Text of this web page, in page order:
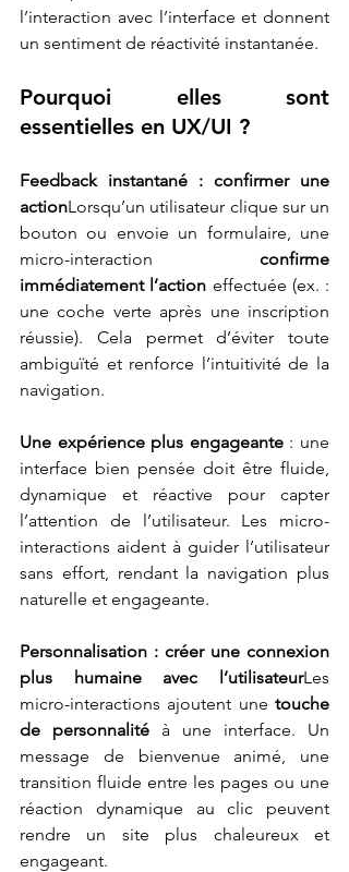
l’interaction avec l’interface et donnent
un sentiment de réactivité instantanée.
Pourquoi elles sont
essentielles en UX/UI ?
Feedback instantané : confirmer une
actionLorsqu’un utilisateur clique sur un
bouton ou envoie un formulaire, une
micro-interaction confirme
immédiatement l’action effectuée (ex. :
une coche verte après une inscription
réussie). Cela permet d’éviter toute
ambiguïté et renforce l’intuitivité de la
navigation.
Une expérience plus engageante : une
interface bien pensée doit être fluide,
dynamique et réactive pour capter
l’attention de l’utilisateur. Les micro-
interactions aident à guider l’utilisateur
sans effort, rendant la navigation plus
naturelle et engageante.
Personnalisation : créer une connexion
plus humaine avec l’utilisateurLes
micro-interactions ajoutent une touche
de personnalité à une interface. Un
message de bienvenue animé, une
transition fluide entre les pages ou une
réaction dynamique au clic peuvent
rendre un site plus chaleureux et
engageant.